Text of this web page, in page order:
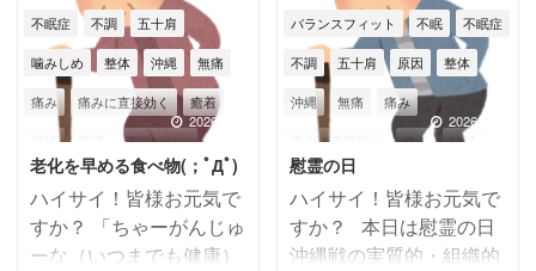
にトイレに行くことあり
ますか？ トイレに行く回
数は関係 ...
だだの腰痛だと思っ
て放置してたけど ...
ンスフィットの大城です
(*^^)v 本日のテーマは
【ヒザ痛時は、歩くより
も足体操】です
ヒザ
が痛いけど 「早く治した
い」 「筋肉をつけたら治
る」 と思って無理に歩い
てませんか？
ヒザが
痛いのに無理をして歩く
と…
更に負担がかか
(*^^)v 本日は7月7日
七夕～ 皆様はどんな願
い事をされますか？
私の願いは・・・家族み
んなが健康で元気でいる
事・こちらに通われてい
る患者様の調子がもっと
もっと良くなる事・私の
整体師としての技術がも
不眠症 不調 五十肩
噛みしめ 整体 沖縄 無痛
痛み 痛みに直接効く 癒着
筋膜はがし
筋膜リリース 筋膜整体 肩こり
肩痛 腰痛 膝痛
自律神経失調症 身体不調 辛い
2026/6/30
老化を早める食べ物(；ﾟДﾟ)
ハイサイ！皆様お元気で
すか？ 「ちゃーがんじゅ
ーな（いつまでも健康）
バランスフィット 不眠 不眠症
不調 五十肩 原因 整体
沖縄 無痛 痛み
痛みに直接効く 癒着 神経
筋膜 筋膜はがし
筋膜整体 肩こり 腰痛 膝痛
自律神経失調症 辛い 那覇市
2026/6/23
慰霊の日
ハイサイ！皆様お元気で
すか？ 本日は慰霊の日
沖縄戦の実質的・組織的